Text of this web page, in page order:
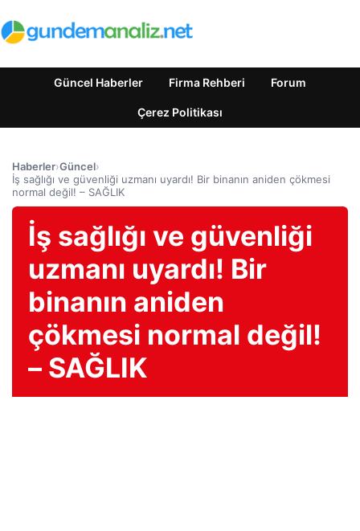
Güncel Haberler Firma Rehberi Forum
Çerez Politikası
Haberler›Güncel›
İş sağlığı ve güvenliği uzmanı uyardı! Bir binanın aniden çökmesi
normal değil! – SAĞLIK
İş sağlığı ve güvenliği
uzmanı uyardı! Bir
binanın aniden
çökmesi normal değil!
– SAĞLIK